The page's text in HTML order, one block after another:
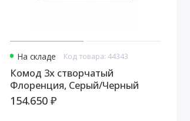
На складе Код товара: 44343
Комод 3х створчатый
Флоренция, Серый/Черный
154.650 ₽